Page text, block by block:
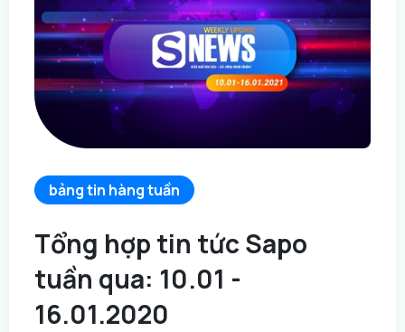
bảng tin hàng tuần
Tổng hợp tin tức Sapo
tuần qua: 10.01 -
16.01.2020